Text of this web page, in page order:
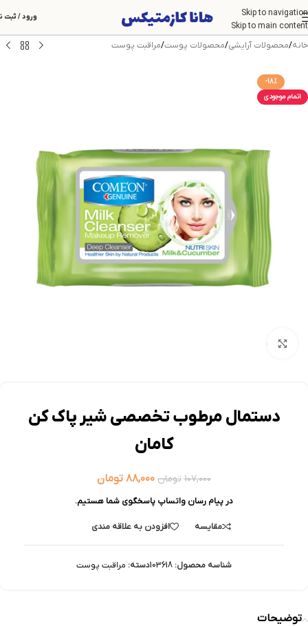
Skip to navigation
Skip to main content
ورود / ثبت
خانه/محصولات آرایشی/محصولات پوست/مراقبت پوست
-18%
اتمام موجودی
بزرگنمایی تصویر
دستمال مرطوب تخصصی شیر پاک کن
کامان
۱۰۷,۰۰۰ تومان ۸۸,۰۰۰ تومان
در پیام رسان واتساپ پاسخگوی شما هستیم.
مقایسه افزودن به علاقه مندی
شناسه محصول: 103618دسته: مراقبت پوست
توضیحات